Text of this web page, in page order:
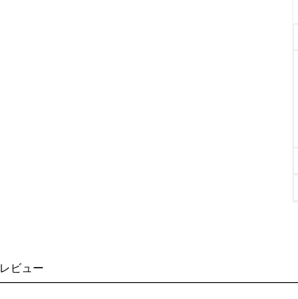
レビュー